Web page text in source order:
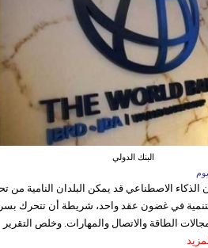
البنك الدولي
الذكاء الاصطناعي قد يمكن البلدان النامية من
في غضون عقد واحد، شريطة أن تتحرك
الطاقة والاتصال والمهارات. وخلص التقرير